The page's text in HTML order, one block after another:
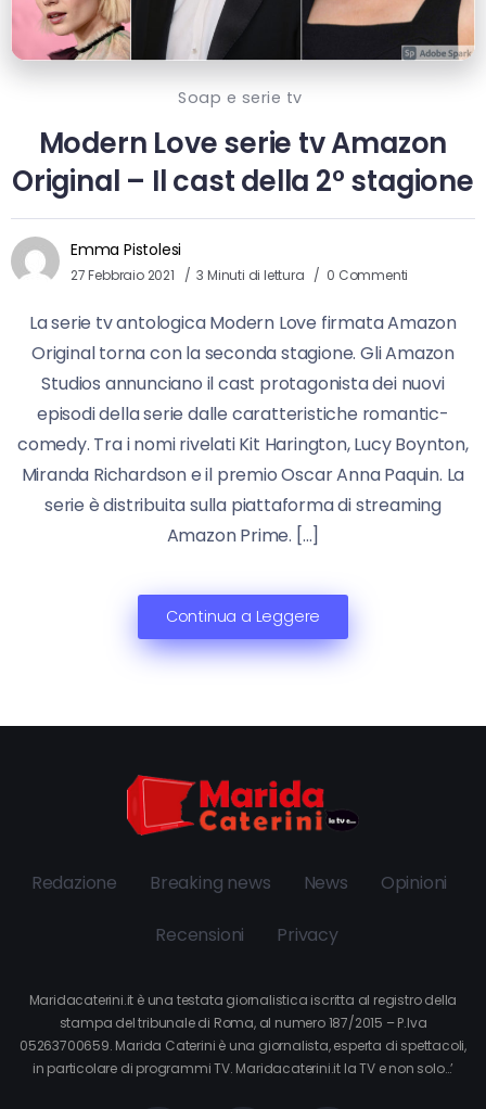
Soap e serie tv
Modern Love serie tv Amazon
Original – Il cast della 2° stagione
Emma Pistolesi
27 Febbraio 2021 3 Minuti di lettura 0 Commenti
La serie tv antologica Modern Love firmata Amazon
Original torna con la seconda stagione. Gli Amazon
Studios annunciano il cast protagonista dei nuovi
episodi della serie dalle caratteristiche romantic-
comedy. Tra i nomi rivelati Kit Harington, Lucy Boynton,
Miranda Richardson e il premio Oscar Anna Paquin. La
serie è distribuita sulla piattaforma di streaming
Amazon Prime. […]
Continua a Leggere
Redazione Breaking news News Opinioni
Recensioni Privacy
Maridacaterini.it è una testata giornalistica iscritta al registro della
stampa del tribunale di Roma, al numero 187/2015 – P.Iva
05263700659. Marida Caterini è una giornalista, esperta di spettacoli,
in particolare di programmi TV. Maridacaterini.it la TV e non solo…’